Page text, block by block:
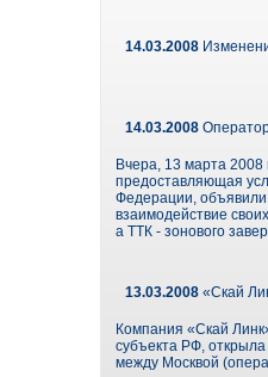
14.03.2008
14.03.2008
Вчера, 13 марта
предоставляющая
Федерации, объявили
взаимодействие
а ТТК - зонового
13.03.2008 «Скай
Компания «Скай
субъекта РФ,
между Москвой